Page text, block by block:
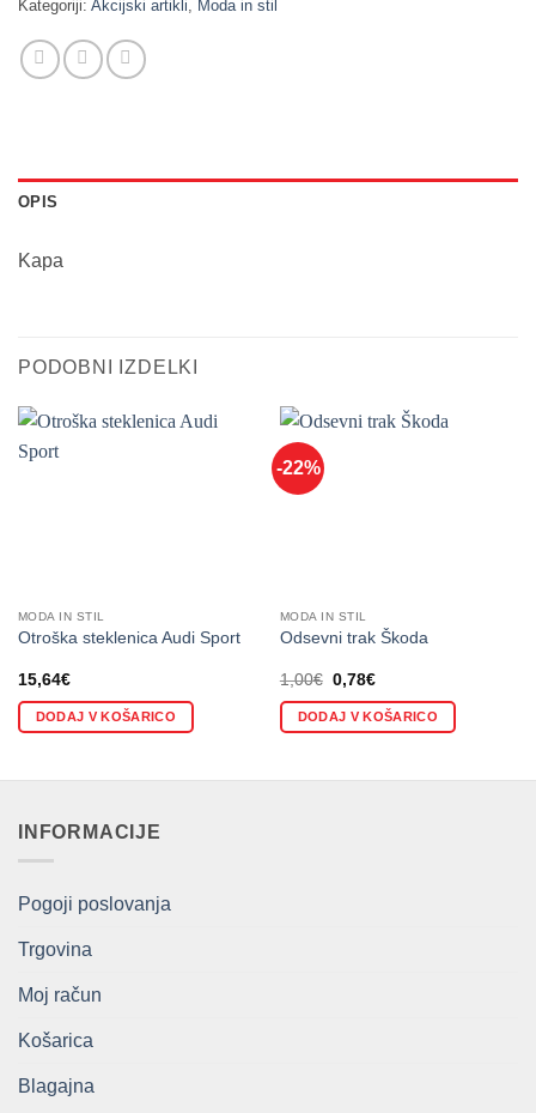
Kategoriji: Akcijski artikli Moda in stil
OPIS
Kapa
PODOBNI IZDELKI
MODA IN STIL
Otroška steklenica Audi Sport
15,64€
DODAJ V KOŠARICO
-22%
MODA IN STIL
Odsevni trak Škoda
1,00€ Izvirna
je
bila:
0,78€Trenutna
je:
0,78€.
DODAJ V KOŠARICO
INFORMACIJE
Pogoji poslovanja
Trgovina
Moj račun
Košarica
Blagajna